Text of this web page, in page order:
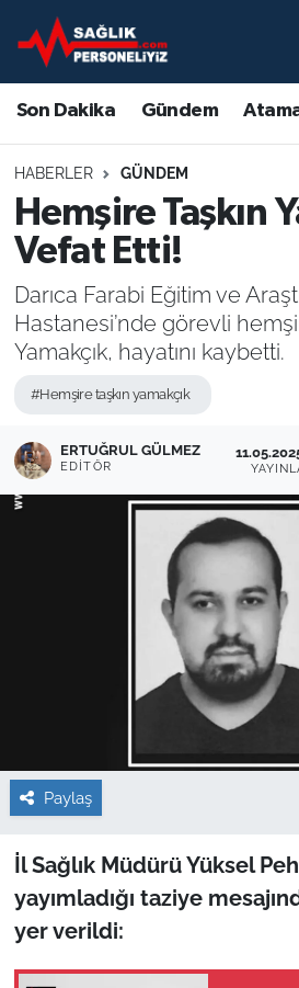
Son Dakika Gündem
HABERLER GÜNDEM
Hemşire Taşkın
Vefat Etti!
Darıca Farabi Eğitim ve
Hastanesi’nde görevli
Yamakçık, hayatını kaybetti.
#Hemşire taşkın yamakçık
ERTUĞRUL GÜLMEZ
EDITÖR
Paylaş
İl Sağlık Müdürü Yüksel
yayımladığı taziye
yer verildi:
Son Dakika
Gündem
Atamalar
Sağlık Bakanlığı
Mevzuat
Sendika
Eğitim
Kamu Alımları
Nöbetçi Eczaneler
Hava Durumu
Namaz Vakitleri
Trafik Durumu
Süper Lig Puan Durumu ve
Tüm Manşetler
Haber Arşivi